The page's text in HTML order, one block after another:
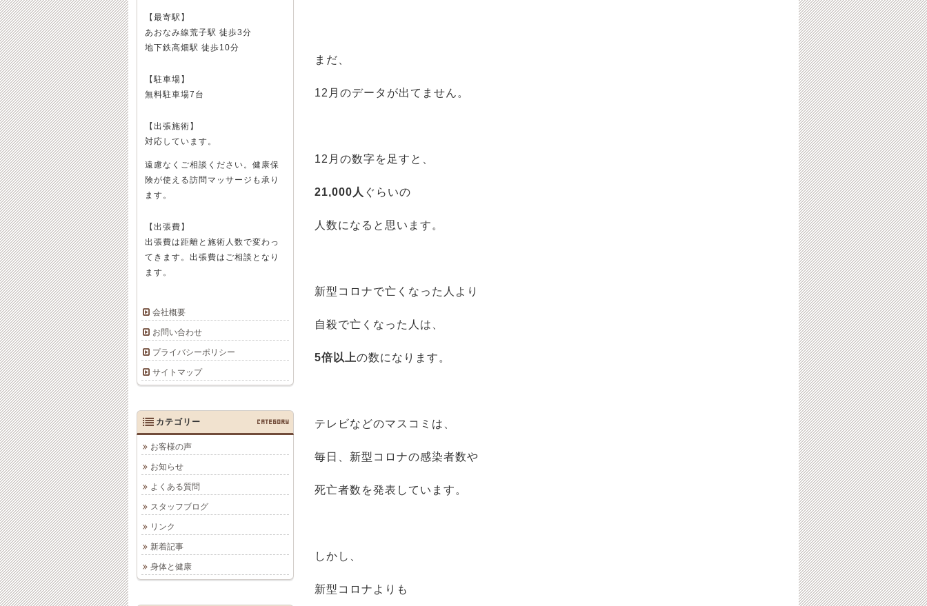
まだ、
12月のデータが出てません。
12月の数字を足すと、
21,000人 ぐらいの
人数になると思います。
新型コロナで亡くなった人より
自殺で亡くなった人は、
5倍以上の数になります。
テレビなどのマスコミは、
毎日、新型コロナの感染者数や
死亡者数を発表しています。
しかし、
新型コロナよりも
【最寄駅】
あおなみ線荒子駅 徒歩3分
地下鉄高畑駅 徒歩10分
【駐車場】
無料駐車場7台
【出張施術】
対応しています。
遠慮なくご相談ください。健康保
険が使える訪問マッサージも承り
ます。
【出張費】
出張費は距離と施術人数で変わっ
てきます。出張費はご相談となり
ます。
会社概要
お問い合わせ
プライバシーポリシー
サイトマップ
カテゴリー CATEGORY
お客様の声
お知らせ
よくある質問
スタッフブログ
リンク
新着記事
身体と健康